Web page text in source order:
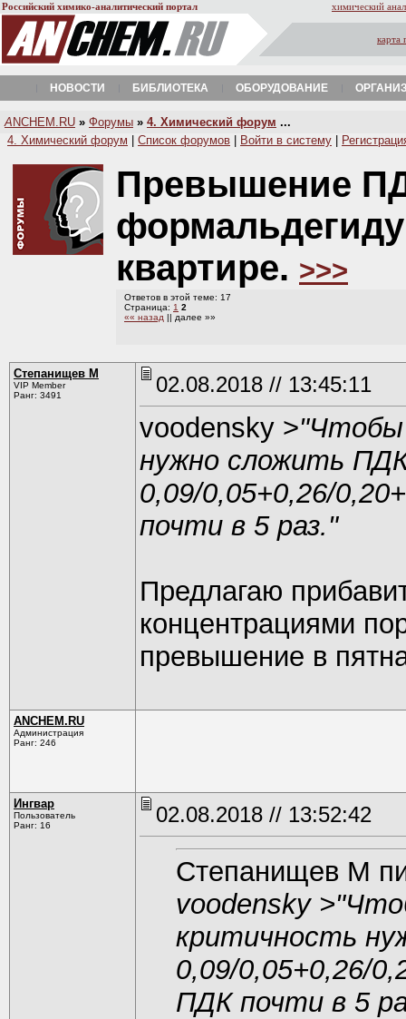
Российский химико-аналитический портал химический
карта
НОВОСТИ БИБЛИОТЕКА ОБОРУДОВАНИЕ
A NCHEM.RU » Форумы » 4. Химический форум ...
4. Химический форум
Список форумов Войти в систему
Превышение
квартире. >>>
Ответов в этой теме: 17
Страница: 1 2
«« назад || далее »»
Степанищев М
VIP Member
Ранг: 3491
02.08.2018 // 13:45:11
voodensky >"Чтобы
нужно сложить
0,09/0,05+0,26/
почти в 5 раз."
Предлагаю
концентрациями
превышение в
ANCHEM.RU
Администрация
Ранг: 246
Ингвар
Пользователь
Ранг: 16
02.08.2018 // 13:52:42
Степанищев М
voodensky >
критичность
0,09/0,05+0,26/
ПДК почти в 5